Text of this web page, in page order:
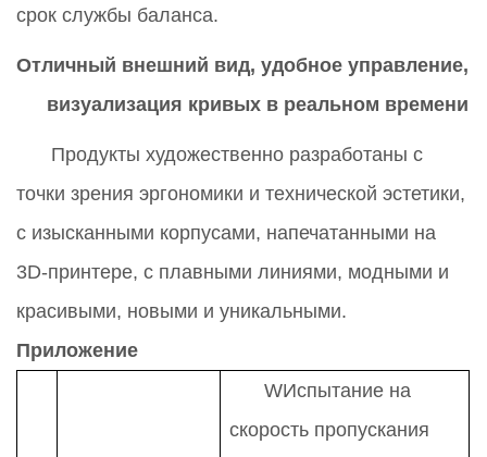
срок службы баланса.
Отличный внешний вид, удобное управление,
визуализация кривых в реальном времени
Продукты художественно разработаны с
точки зрения эргономики и технической эстетики,
с изысканными корпусами, напечатанными на
3D-принтере, с плавными линиями, модными и
красивыми, новыми и уникальными.
Приложение
WИспытание на
скорость пропускания